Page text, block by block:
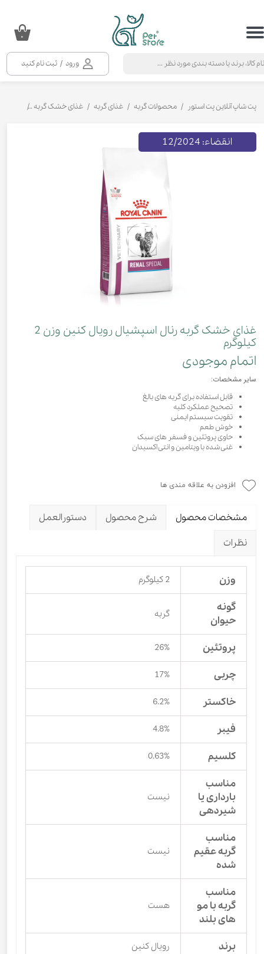
ورود / ثبت نام کنید
حساب کاربری من
خروج از حساب کاربری
۰
پت شاپ آنلاین پت استور محصولات گربه غذای گربه غذای خشک گربه
غذای خشک گربه رنال اسپشیال رویال کنین وزن 2
کیلوگرم
اتمام موجودی
سایر مشخصات:
قابل استفاده برای گربه های بالغ
تصحیح عملکرد کلیه
تقویت سیستم ایمنی
خوش طعم
حاوی پروتئین و فسفر های سبک
غنی شده با ویتامین و انتی اکسیدان
انقضاء: 12/2024
افزودن به علاقه مندی ها
مشخصات محصول شرح محصول
دستورالعمل
نظرات
وزن 2 کیلوگرم
گونه
حیوان
گربه
پروتئین 26%
چربی 17%
خاکستر 6.2%
فیبر 4.8%
کلسیم 0.63%
مناسب
بارداری یا
شیردهی
نیست
مناسب
گربه عقیم
شده
نیست
مناسب
گربه با مو
های بلند
هست
برند رویال کنین